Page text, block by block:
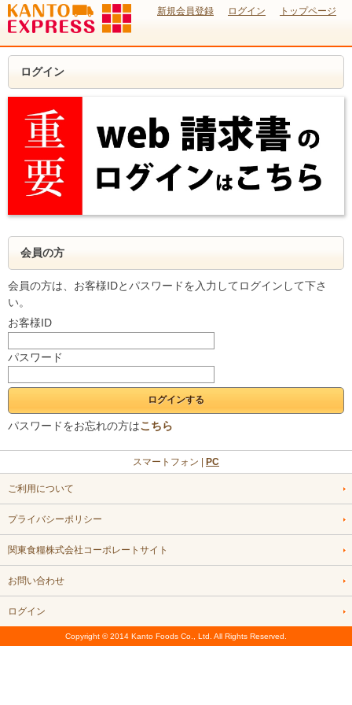
新規会員登録 ログイン トップページ
ログイン
会員の方
会員の方は、お客様IDとパスワードを入力してログインして下さ
い。
お客様ID
パスワード
パスワードをお忘れの方はこちら
スマートフォン | PC
ご利用について
プライバシーポリシー
関東食糧株式会社コーポレートサイト
お問い合わせ
ログイン
Copyright © 2014 Kanto Foods Co., Ltd. All Rights Reserved.